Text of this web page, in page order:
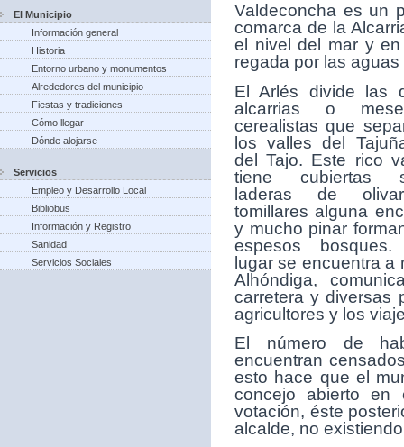
El Municipio
Información general
Historia
Entorno urbano y monumentos
Alrededores del municipio
Fiestas y tradiciones
Cómo llegar
Dónde alojarse
Servicios
Empleo y Desarrollo Local
Bibliobus
Información y Registro
Sanidad
Servicios Sociales
Valdeconcha es un
comarca de la
el nivel del mar y
regada por las aguas
El Arlés divide las
alcarrias o
cerealistas que
los valles del
del Tajo. Este rico
tiene cubiertas
laderas de
tomillares alguna
y mucho pinar
espesos
lugar se encuentra a
Alhóndiga,
carretera y diversas
agricultores y los
El número de
encuentran
esto hace que el
concejo abierto
votación, éste
alcalde, no